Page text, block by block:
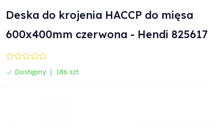
Deska do krojenia HACCP do mięsa
600x400mm czerwona - Hendi 825617
Dostępny 186 szt.